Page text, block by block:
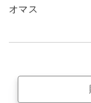
オマス